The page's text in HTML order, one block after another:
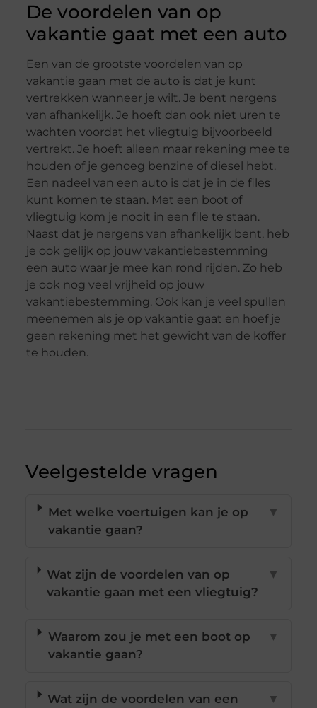
De voordelen van op
vakantie gaat met een auto
Een van de grootste voordelen van op
vakantie gaan met de auto is dat je kunt
vertrekken wanneer je wilt. Je bent nergens
van afhankelijk. Je hoeft dan ook niet uren te
wachten voordat het vliegtuig bijvoorbeeld
vertrekt. Je hoeft alleen maar rekening mee te
houden of je genoeg benzine of diesel hebt.
Een nadeel van een auto is dat je in de files
kunt komen te staan. Met een boot of
vliegtuig kom je nooit in een file te staan.
Naast dat je nergens van afhankelijk bent, heb
je ook gelijk op jouw vakantiebestemming
een auto waar je mee kan rond rijden. Zo heb
je ook nog veel vrijheid op jouw
vakantiebestemming. Ook kan je veel spullen
meenemen als je op vakantie gaat en hoef je
geen rekening met het gewicht van de koffer
te houden.
Veelgestelde vragen
Met welke voertuigen kan je op
vakantie gaan?
▼
Wat zijn de voordelen van op
vakantie gaan met een vliegtuig?
▼
Waarom zou je met een boot op
vakantie gaan?
▼
Wat zijn de voordelen van een ▼